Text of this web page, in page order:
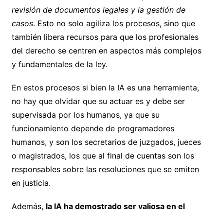
revisión de documentos legales y la gestión de
casos. Esto no solo agiliza los procesos, sino que
también libera recursos para que los profesionales
del derecho se centren en aspectos más complejos
y fundamentales de la ley.
En estos procesos si bien la IA es una herramienta,
no hay que olvidar que su actuar es y debe ser
supervisada por los humanos, ya que su
funcionamiento depende de programadores
humanos, y son los secretarios de juzgados, jueces
o magistrados, los que al final de cuentas son los
responsables sobre las resoluciones que se emiten
en justicia.
Además, la IA ha demostrado ser valiosa en el